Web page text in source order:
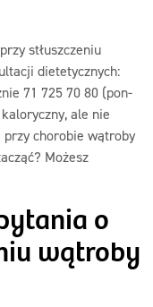
stłuszczeniu
dietetycznych:
71 725 70 80 (pon-
ale nie
chorobie wątroby
Możesz
o
wątroby